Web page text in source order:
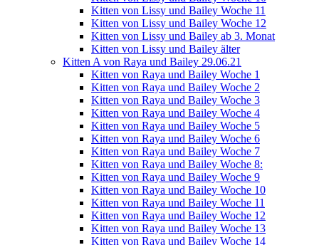
Kitten von Lissy und Bailey Woche 11
Kitten von Lissy und Bailey Woche 12
Kitten von Lissy und Bailey ab 3. Monat
Kitten von Lissy und Bailey älter
Kitten A von Raya und Bailey 29.06.21
Kitten von Raya und Bailey Woche 1
Kitten von Raya und Bailey Woche 2
Kitten von Raya und Bailey Woche 3
Kitten von Raya und Bailey Woche 4
Kitten von Raya und Bailey Woche 5
Kitten von Raya und Bailey Woche 6
Kitten von Raya und Bailey Woche 7
Kitten von Raya und Bailey Woche 8:
Kitten von Raya und Bailey Woche 9
Kitten von Raya und Bailey Woche 10
Kitten von Raya und Bailey Woche 11
Kitten von Raya und Bailey Woche 12
Kitten von Raya und Bailey Woche 13
Kitten von Raya und Bailey Woche 14